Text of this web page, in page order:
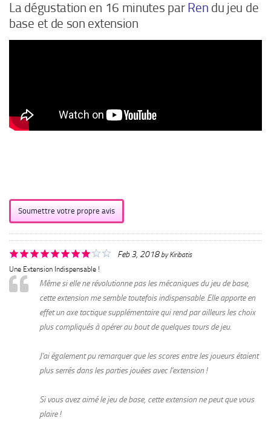
La dégustation en 16 minutes par Ren du jeu de
base et de son extension
Soumettre votre propre avis
Feb 3, 2018byKiribatis
Une Extension Indispensable !
Même si elle ne révolutionne pas les mécaniques du jeu de base,
cette extension me semble toutefois indispensable. Elle apporte en
effet un axe tactique supplémentaire qui rend par ailleurs les choix
plus compliqués à opérer au bout de quelques tours de jeu.
J'ai également pu remarquer que les scores entre les joueurs étaient
plus serrés dans les parties jouées avec l'extension !
Si vous avez aimé le jeu de base, cette extension ne peut que vous
plaire !